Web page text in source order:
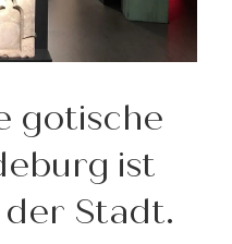
gotische
ist
Stadt.